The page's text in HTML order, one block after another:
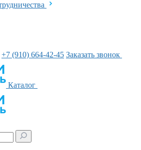
+7 (910) 664-42-45 Заказать звонок
Каталог